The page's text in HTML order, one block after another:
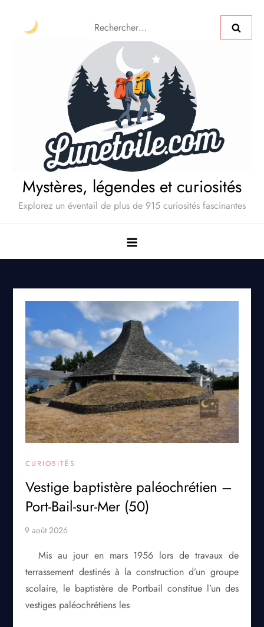
Mystères, légendes et curiosités
Explorez un éventail de plus de 915 curiosités fascinantes
CURIOSITÉS
Vestige baptistère paléochrétien –
Port-Bail-sur-Mer (50)
Mis au jour en mars 1956 lors de travaux de
terrassement destinés à la construction d’un groupe
scolaire, le baptistère de Portbail constitue l’un des
vestiges paléochrétiens les